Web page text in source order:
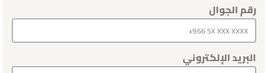
رقم الجوال
البريد الإلكتروني